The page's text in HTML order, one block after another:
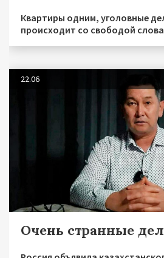
Квартиры одним, уголовные
происходит со свободой
22.06
Очень странные